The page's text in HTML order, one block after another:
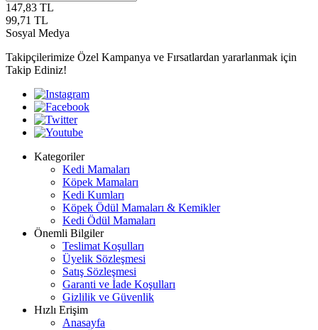
147,83 TL
99,71 TL
Sosyal Medya
Takipçilerimize Özel Kampanya ve Fırsatlardan yararlanmak için
Takip Ediniz!
Kategoriler
Kedi Mamaları
Köpek Mamaları
Kedi Kumları
Köpek Ödül Mamaları & Kemikler
Kedi Ödül Mamaları
Önemli Bilgiler
Teslimat Koşulları
Üyelik Sözleşmesi
Satış Sözleşmesi
Garanti ve İade Koşulları
Gizlilik ve Güvenlik
Hızlı Erişim
Anasayfa